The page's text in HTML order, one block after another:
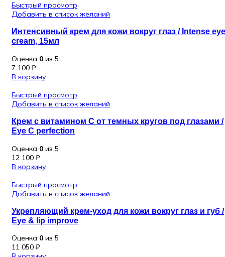
Быстрый просмотр
Добавить в список желаний
Интенсивный крем для кожи вокруг глаз / Intense eye
cream, 15мл
Оценка 0 из 5
7 100 ₽
В корзину
Быстрый просмотр
Добавить в список желаний
Крем с витамином С от темных кругов под глазами /
Eye C perfection
Оценка 0 из 5
12 100 ₽
В корзину
Быстрый просмотр
Добавить в список желаний
Укрепляющий крем-уход для кожи вокруг глаз и губ /
Eye & lip improve
Оценка 0 из 5
11 050 ₽